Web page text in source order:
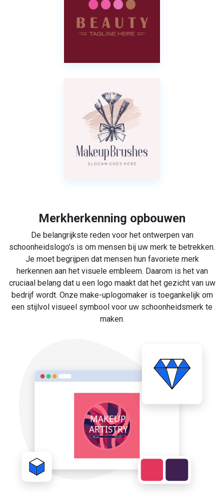
Merkherkenning opbouwen
De belangrijkste reden voor het ontwerpen van
schoonheidslogo’s is om mensen bij uw merk te betrekken.
Je moet begrijpen dat mensen hun favoriete merk
herkennen aan het visuele embleem. Daarom is het van
cruciaal belang dat u een logo maakt dat het gezicht van uw
bedrijf wordt. Onze make-uplogomaker is toegankelijk om
een stijlvol visueel symbool voor uw schoonheidsmerk te
maken.